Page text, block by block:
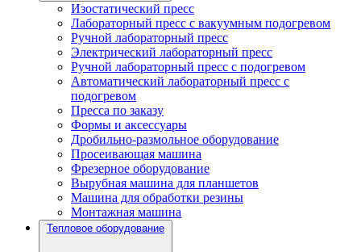
Изостатический пресс
Лабораторный пресс с вакуумным подогревом
Ручной лабораторный пресс
Электрический лабораторный пресс
Ручной лабораторный пресс с подогревом
Автоматический лабораторный пресс с
подогревом
Пресса по заказу
Формы и аксессуары
Дробильно-размольное оборудование
Просеивающая машина
Фрезерное оборудование
Вырубная машина для планшетов
Машина для обработки резины
Монтажная машина
Тепловое оборудование